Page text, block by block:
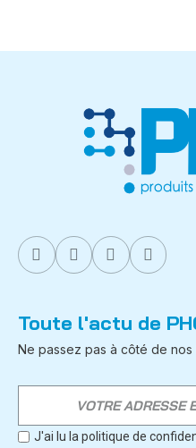
Toute l'actu de
Ne passez pas à côté de nos
J'ai lu la politique de